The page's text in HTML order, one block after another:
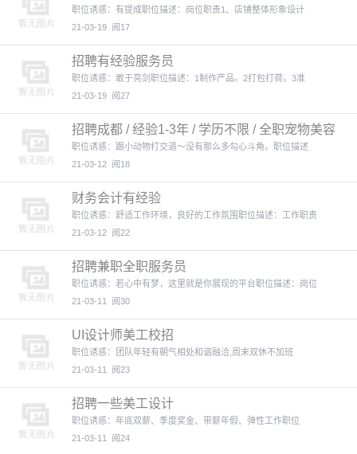
职位诱惑：有提成职位描述：岗位职责1、店铺整体形象设计
21-03-19 阅17
招聘有经验服务员
职位诱惑：敢于亮剑职位描述：1制作产品。2打包打荷。3准
21-03-19 阅27
招聘成都 / 经验1-3年 / 学历不限 / 全职宠物美容
师
职位诱惑：跟小动物打交道～没有那么多勾心斗角。职位描述
21-03-12 阅18
财务会计有经验
职位诱惑：舒适工作环境，良好的工作氛围职位描述：工作职责
21-03-12 阅22
招聘兼职全职服务员
职位诱惑：若心中有梦，这里就是你展现的平台职位描述：岗位
21-03-11
阅30
UI设计师美工校招
职位诱惑：团队年轻有朝气相处和谐融洽,周末双休不加班
21-03-11
阅23
招聘一些美工设计
职位诱惑：年底双薪、季度奖金、带薪年假、弹性工作职位
21-03-11
阅24